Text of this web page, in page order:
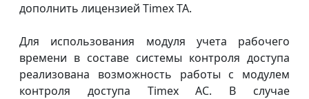
дополнить лицензией Timex TA.
Для использования модуля учета рабочего
времени в составе системы контроля доступа
реализована возможность работы с модулем
контроля доступа Timex AC. В случае